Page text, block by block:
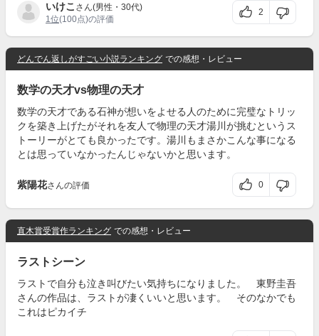
いけこ さん(男性・30代)
1位(100点)の評価
2
どんでん返しがすごい小説ランキング での感想・レビュー
数学の天才vs物理の天才
数学の天才である石神が想いをよせる人のために完璧なトリッ
クを築き上げたがそれを友人で物理の天才湯川が挑むというス
トーリーがとても良かったです。湯川もまさかこんな事になる
とは思っていなかったんじゃないかと思います。
紫陽花さんの評価 0
直木賞受賞作ランキング での感想・レビュー
ラストシーン
ラストで自分も泣き叫びたい気持ちになりました。 東野圭吾
さんの作品は、ラストが凄くいいと思います。 そのなかでも
これはピカイチ